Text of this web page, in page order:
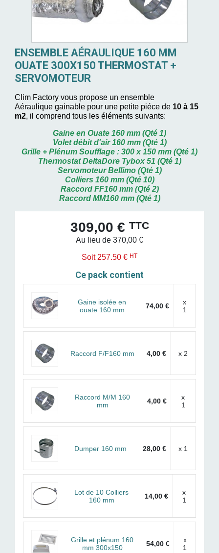
ENSEMBLE AÉRAULIQUE 160 MM
OUATE 300X150 THERMOSTAT +
SERVOMOTEUR
Clim Factory vous propose un ensemble
Aéraulique gainable pour une petite piéce de 10 à 15
m2, il comprend tous les éléments suivants:
Gaine en Ouate 160 mm (Qté 1)
Volet débit d'air 160 mm (Qté 1)
Grille + Plénum Soufflage : 300 x 150 mm (Qté 1)
Thermostat DeltaDore Tybox 51 (Qté 1)
Servomoteur Bellimo (Qté 1)
Colliers 160 mm (Qté 10)
Raccord FF160 mm (Qté 2)
Raccord MM160 mm (Qté 1)
309,00 € TTC
Au lieu de 370,00 €
Soit 257.50 € HT
Ce pack contient
Gaine isolée en
ouate 160 mm
74,00 €
x
1
Raccord F/F160 mm 4,00 € x 2
Raccord M/M 160
mm
4,00 €
x
1
Dumper 160 mm 28,00 € x 1
Lot de 10 Colliers
160 mm
14,00 €
x
1
Grille et plénum 160
mm 300x150
54,00 €
x
1